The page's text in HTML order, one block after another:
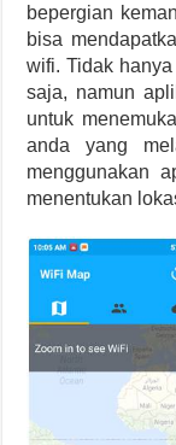
bepergian
bisa
wifi. Tidak
saja, namun
untuk
anda yang
menggunakan
menentukan